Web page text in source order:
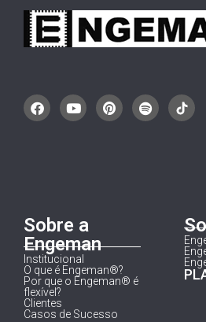
Sobre a
Engeman
Institucional
O que é Engeman®?
Por que o Engeman® é
flexível?
Clientes
Casos de Sucesso